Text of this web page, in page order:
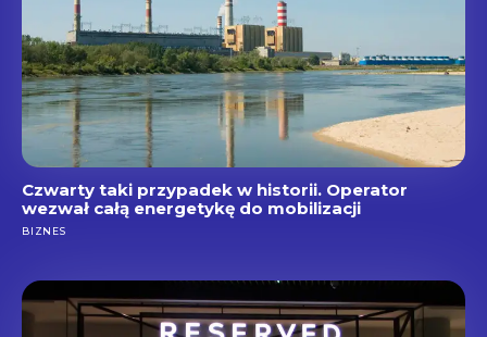
Czwarty taki przypadek w historii. Operator
wezwał całą energetykę do mobilizacji
BIZNES